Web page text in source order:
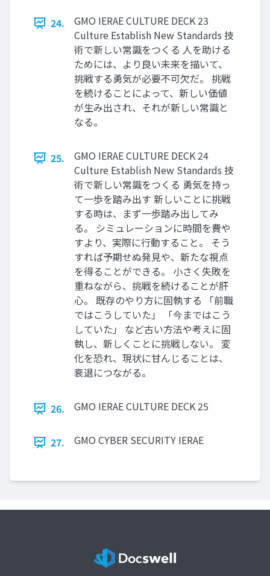
24.
GMO IERAE CULTURE DECK 23
Culture Establish New Standards 技
術で新しい常識をつくる 人を助ける
ためには、より良い未来を描いて、
挑戦する勇気が必要不可欠だ。 挑戦
を続けることによって、新しい価値
が生み出され、それが新しい常識と
なる。
25.
GMO IERAE CULTURE DECK 24
Culture Establish New Standards 技
術で新しい常識をつくる 勇気を持っ
て一歩を踏み出す 新しいことに挑戦
する時は、まず一歩踏み出してみ
る。 シミュレーションに時間を費や
すより、実際に行動すること。 そう
すれば予期せぬ発見や、新たな視点
を得ることができる。 小さく失敗を
重ねながら、挑戦を続けることが肝
心。 既存のやり方に固執する 「前職
ではこうしていた」 「今まではこう
していた」 など古い方法や考えに固
執し、新しくことに挑戦しない。 変
化を恐れ、現状に甘んじることは、
衰退につながる。
26. GMO IERAE CULTURE DECK 25
27. GMO CYBER SECURITY IERAE